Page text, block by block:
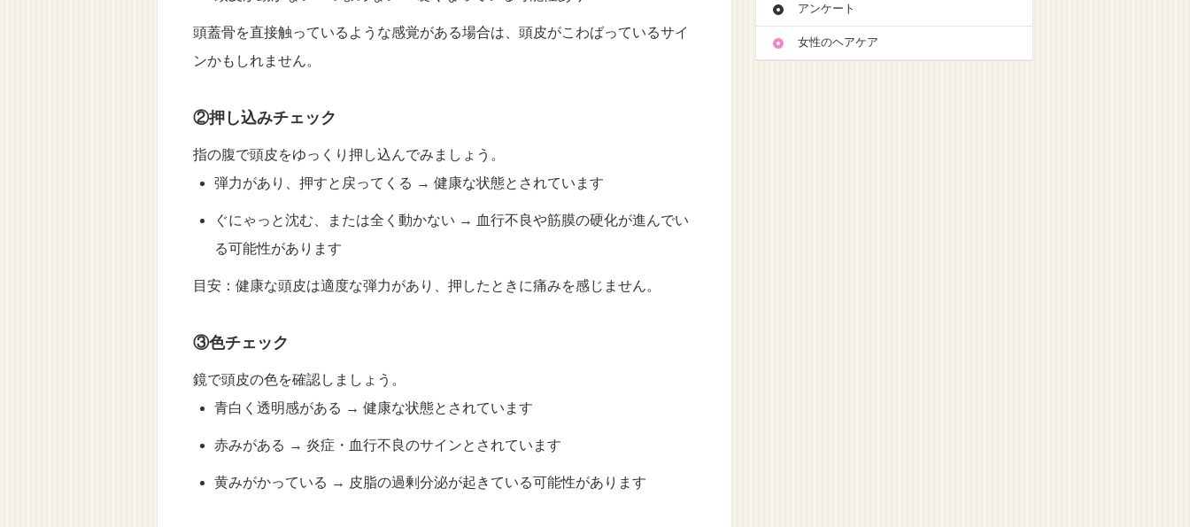
頭蓋骨を直接触っているような感覚がある場合は、頭皮がこわばっているサイ
ンかもしれません。
②押し込みチェック
指の腹で頭皮をゆっくり押し込んでみましょう。
弾力があり、押すと戻ってくる → 健康な状態とされています
ぐにゃっと沈む、または全く動かない → 血行不良や筋膜の硬化が進んでい
る可能性があります
目安：健康な頭皮は適度な弾力があり、押したときに痛みを感じません。
③色チェック
鏡で頭皮の色を確認しましょう。
青白く透明感がある → 健康な状態とされています
赤みがある → 炎症・血行不良のサインとされています
黄みがかっている → 皮脂の過剰分泌が起きている可能性があります
アンケート
女性のヘアケア